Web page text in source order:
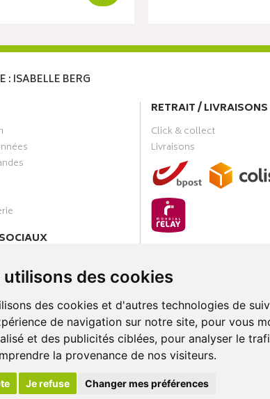
utilisons des cookies
des cookies et d'autres technologies de
de navigation sur notre site, pour vous
et des publicités ciblées, pour analyser le
la provenance de nos visiteurs.
Je refuse Changer mes préférences
: ISABELLE BERG
pharmacies
RETRAIT / LIVRAISONS
Click & collect
Livraisons
Pharmacie Cloud